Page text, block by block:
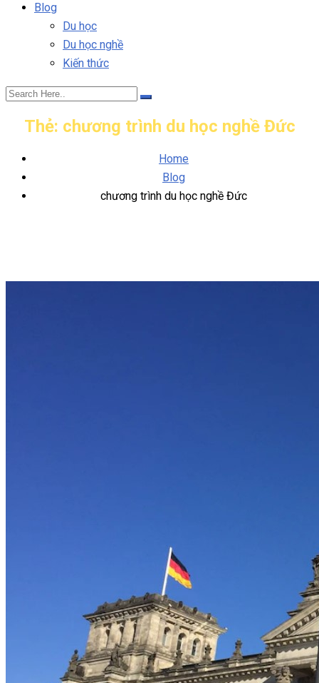
Blog
Du học
Du học nghề
Kiến thức
Thẻ: chương trình du học nghề Đức
Home
Blog
chương trình du học nghề Đức